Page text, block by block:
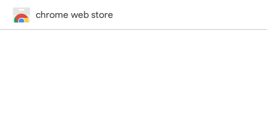
chrome web store